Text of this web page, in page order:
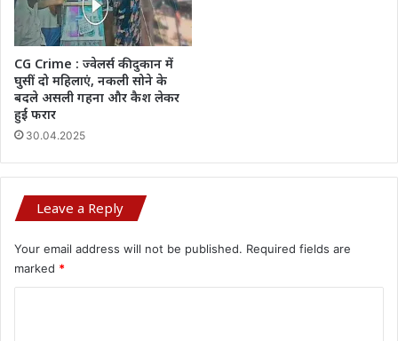
CG Crime : ज्वेलर्स की दुकान में
घुसीं दो महिलाएं, नकली सोने के
बदले असली गहना और कैश लेकर
हुईं फरार
30.04.2025
Leave a Reply
Your email address will not be published. Required fields are
marked *